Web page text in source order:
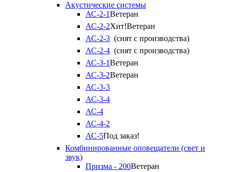
Акустические системы
АС-2-1Ветеран
АС-2-2Хит!Ветеран
АС-2-3 (снят с производства)
АС-2-4 (снят с производства)
АС-3-1Ветеран
АС-3-2Ветеран
АС-3-3
АС-3-4
АС-4
АС-4-2
АС-5Под заказ!
Комбинированные оповещатели (свет и
звук)
Призма - 200Ветеран